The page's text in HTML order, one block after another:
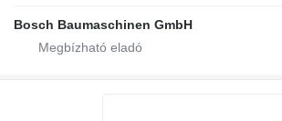
Bosch Baumaschinen GmbH